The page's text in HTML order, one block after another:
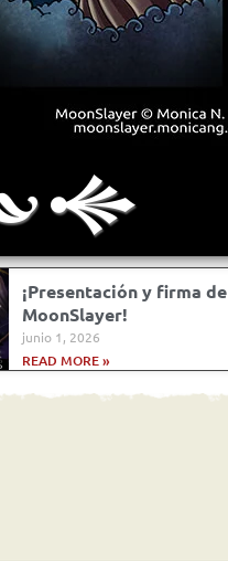
¡Presentación y firma de
MoonSlayer!
junio 1, 2026
READ MORE »